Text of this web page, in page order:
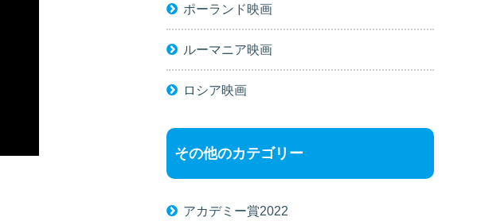
ポーランド映画
ルーマニア映画
ロシア映画
その他のカテゴリー
アカデミー賞2022